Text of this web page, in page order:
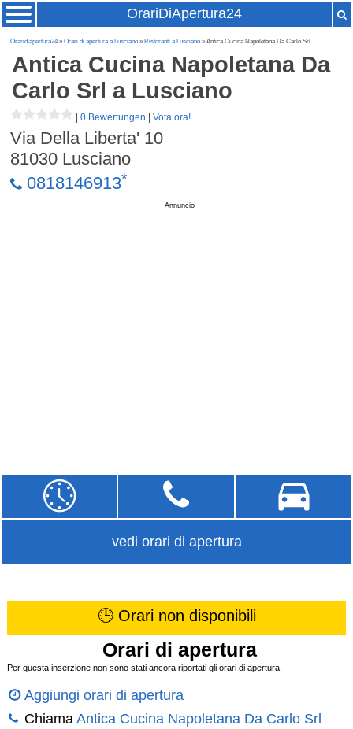
OrariDiApertura24
Oraridiapertura24»Orari di apertura a Lusciano » Ristoranti a Lusciano » Antica Cucina Napoletana Da Carlo Srl
Antica Cucina Napoletana Da
Carlo Srl a Lusciano
|0 Bewertungen |Vota ora!
Via Della Liberta' 10
81030 Lusciano
0818146913*
Annuncio
vedi orari di apertura
🕒 Orari non disponibili
Orari di apertura
Per questa inserzione non sono stati ancora riportati gli orari di apertura.
Aggiungi orari di apertura
Chiama Antica Cucina Napoletana Da Carlo Srl